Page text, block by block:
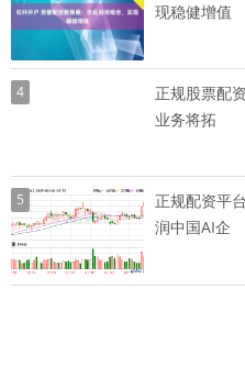
现稳健增值
4
正规股票配资
业务将拓
5
正规配资平台 “寒王”领衔！一众A股公司入选胡
润中国AI企